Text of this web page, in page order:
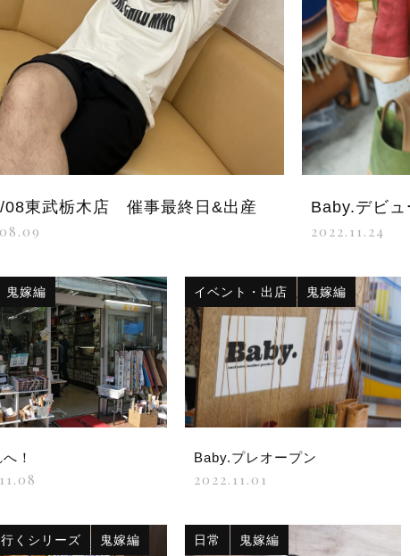
08東武栃木店 催事最終日&出産
Baby.デビュ
2022.11.24
鬼嫁編
！
イベント・出店 鬼嫁編
Baby.プレオープン
2022.11.01
くシリーズ 鬼嫁編 日常 鬼嫁編
子カテゴリ
価格帯
並び順
その他